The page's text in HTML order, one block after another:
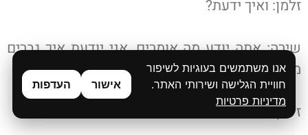
זלמן: ואיך ידעת?
שירה: אתה יודע מה אומרים, אני יודעת איך גברים
מתכוננים
זלמן: יפה יפה מאוד
אנו משתמשים בעוגיות לשיפור
חוויית הגלישה ושירותי האתר.
מדיניות פרטיות
אישור העדפות